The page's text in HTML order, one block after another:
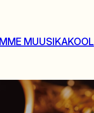
MUUSIKAKOOL